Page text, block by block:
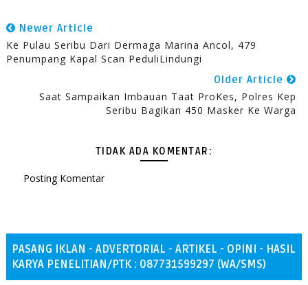
Newer Article
Ke Pulau Seribu Dari Dermaga Marina Ancol, 479
Penumpang Kapal Scan PeduliLindungi
Older Article
Saat Sampaikan Imbauan Taat ProKes, Polres Kep
Seribu Bagikan 450 Masker Ke Warga
TIDAK ADA KOMENTAR:
Posting Komentar
PASANG IKLAN - ADVERTORIAL - ARTIKEL - OPINI - HASIL
KARYA PENELITIAN/PTK : 087731599297 (WA/SMS)